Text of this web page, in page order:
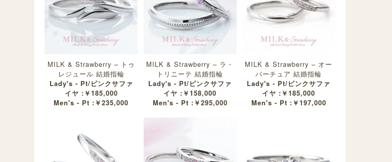
MILK & Strawberry – トゥ
レジュール 結婚指輪
Lady's - Pt/ピンクサファ
イヤ :￥185,000
Men's - Pt :￥235,000
MILK & Strawberry – ラ・
トリニーテ 結婚指輪
Lady's - Pt/ピンクサファ
イヤ :￥158,000
Men's - Pt :￥295,000
MILK & Strawberry – オー
バーチュア 結婚指輪
Lady's - Pt/ピンクサファ
イヤ :￥185,000
Men's - Pt :￥197,000